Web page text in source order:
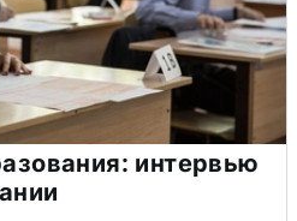
интервью